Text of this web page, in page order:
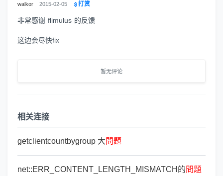
walkor 2015-02-05 打赏
非常感谢 flimulus 的反馈
这边会尽快fix
暂无评论
相关连接
getclientcountbygroup 大問題
net::ERR_CONTENT_LENGTH_MISMATCH的問題